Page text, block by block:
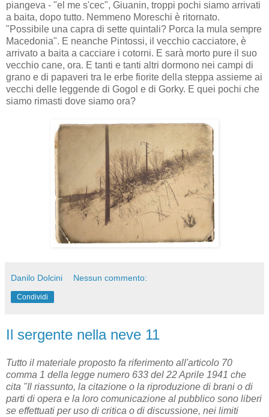
piangeva - "el me s'cec", Giuanin, troppi pochi siamo arrivati
a baita, dopo tutto. Nemmeno Moreschi è ritornato.
"Possibile una capra di sette quintali? Porca la mula sempre
Macedonia". E neanche Pintossi, il vecchio cacciatore, è
arrivato a baita a cacciare i cotorni. E sarà morto pure il suo
vecchio cane, ora. E tanti e tanti altri dormono nei campi di
grano e di papaveri tra le erbe fiorite della steppa assieme ai
vecchi delle leggende di Gogol e di Gorky. E quei pochi che
siamo rimasti dove siamo ora?
Danilo Dolcini Nessun commento:
Condividi
Il sergente nella neve 11
Tutto il materiale proposto fa riferimento all'articolo 70
comma 1 della legge numero 633 del 22 Aprile 1941 che
cita "Il riassunto, la citazione o la riproduzione di brani o di
parti di opera e la loro comunicazione al pubblico sono liberi
se effettuati per uso di critica o di discussione, nei limiti